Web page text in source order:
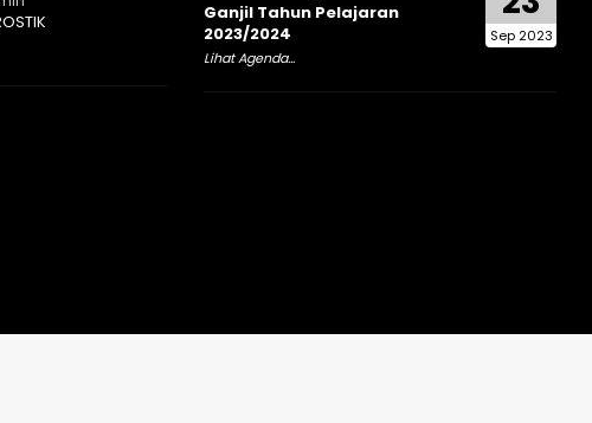
Sep 2023
Ganjil Tahun Pelajaran
2023/2024
Lihat Agenda...